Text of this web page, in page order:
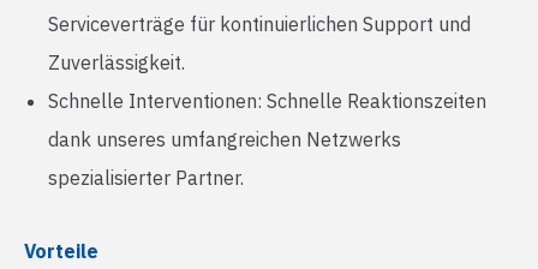
Serviceverträge für kontinuierlichen Support und
Zuverlässigkeit.
Schnelle Interventionen: Schnelle Reaktionszeiten
dank unseres umfangreichen Netzwerks
spezialisierter Partner.
Vorteile